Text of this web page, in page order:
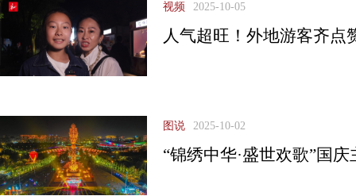
视频 2025-10-05
人气超旺！外地游客齐点
图说 2025-10-02
“锦绣中华·盛世欢歌”国